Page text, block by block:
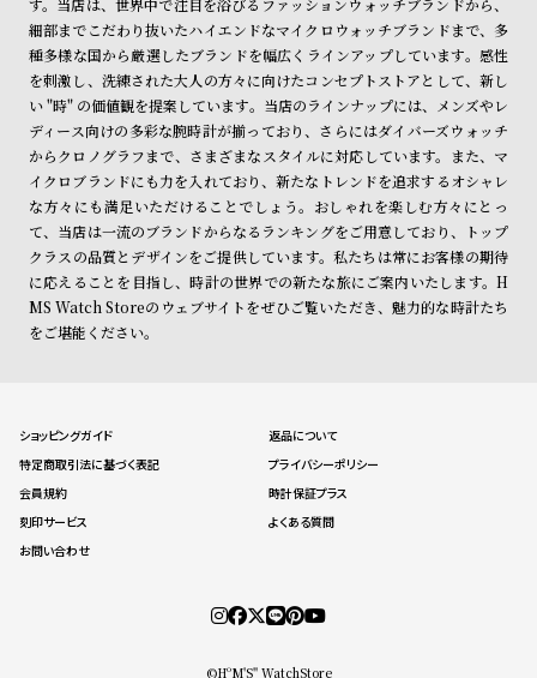
す。当店は、世界中で注目を浴びるファッションウォッチブランドから、
細部までこだわり抜いたハイエンドなマイクロウォッチブランドまで、多
種多様な国から厳選したブランドを幅広くラインアップしています。感性
を刺激し、洗練された大人の方々に向けたコンセプトストアとして、新し
い "時" の価値観を提案しています。当店のラインナップには、メンズやレ
ディース向けの多彩な腕時計が揃っており、さらにはダイバーズウォッチ
からクロノグラフまで、さまざまなスタイルに対応しています。また、マ
イクロブランドにも力を入れており、新たなトレンドを追求するオシャレ
な方々にも満足いただけることでしょう。おしゃれを楽しむ方々にとっ
て、当店は一流のブランドからなるランキングをご用意しており、トップ
クラスの品質とデザインをご提供しています。私たちは常にお客様の期待
に応えることを目指し、時計の世界での新たな旅にご案内いたします。H
MS Watch Storeのウェブサイトをぜひご覧いただき、魅力的な時計たち
をご堪能ください。
ショッピングガイド
返品について
特定商取引法に基づく表記
プライバシーポリシー
会員規約
時計保証プラス
刻印サービス
よくある質問
お問い合わせ
©HºM'S" WatchStore